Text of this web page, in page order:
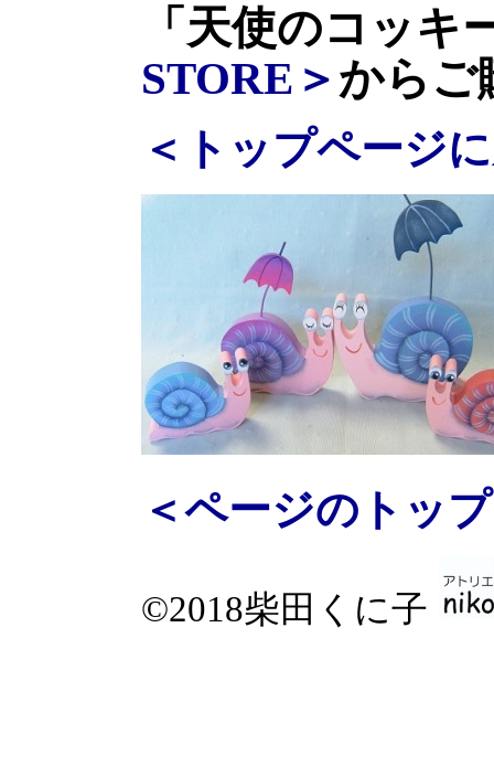
「天使のコッキ
STORE＞からご
＜トップページ
＜ページのトッ
©2018柴田くに子